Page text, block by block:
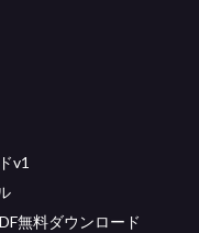
v1
無料ダウンロード